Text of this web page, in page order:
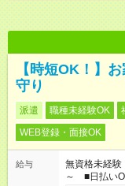
【時短OK！】
守り
派遣 職種未経験OK
WEB登録・面接OK
給与
無資格未経
～ ■日払い